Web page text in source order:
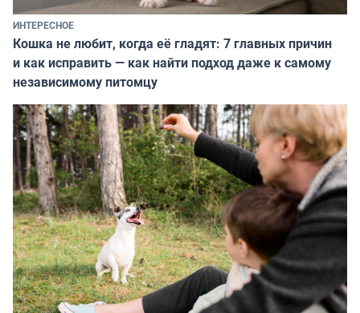
ИНТЕРЕСНОЕ
Кошка не любит, когда её гладят: 7 главных причин
и как исправить — как найти подход даже к самому
независимому питомцу